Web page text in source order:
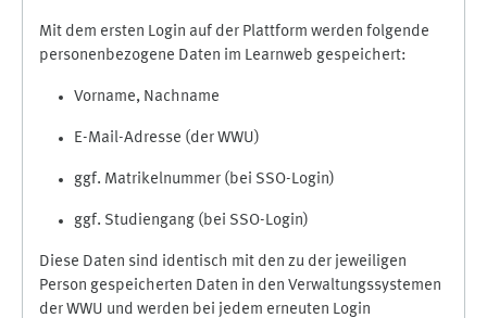
Mit dem ersten Login auf der Plattform werden folgende
personenbezogene Daten im Learnweb gespeichert:
Vorname, Nachname
E-Mail-Adresse (der WWU)
ggf. Matrikelnummer (bei SSO-Login)
ggf. Studiengang (bei SSO-Login)
Diese Daten sind identisch mit den zu der jeweiligen
Person gespeicherten Daten in den Verwaltungssystemen
der WWU und werden bei jedem erneuten Login